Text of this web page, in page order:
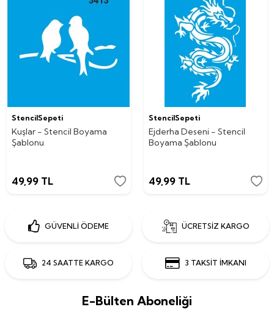
StencilSepeti
Kuşlar - Stencil Boyama
Şablonu
49,99 TL
StencilSepeti
Ejderha Deseni - Stencil
Boyama Şablonu
49,99TL
GÜVENLİ ÖDEME ÜCRETSİZ KARGO
24 SAATTE KARGO 3 TAKSİT İMKANI
E-Bülten Aboneliği